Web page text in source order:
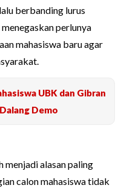
berbanding lurus
perlunya
mahasiswa baru agar
UBK dan Gibran
Demo
menjadi alasan paling
calon mahasiswa tidak